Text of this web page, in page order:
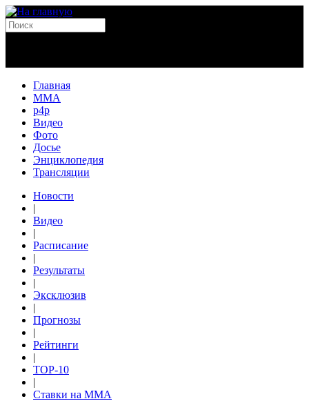
Главная
MMA
p4p
Видео
Фото
Досье
Энциклопедия
Трансляции
Новости
|
Видео
|
Расписание
|
Результаты
|
Эксклюзив
|
Прогнозы
|
Рейтинги
|
TOP-10
|
Ставки на ММА